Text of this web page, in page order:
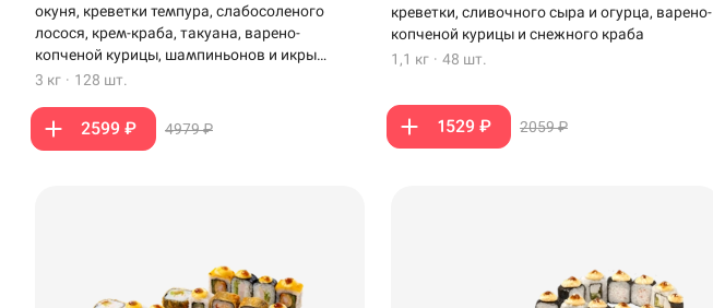
окуня, креветки темпура, слабосоленого
лосося, крем-краба, такуана, варено-
копченой курицы, шампиньонов и икры
масаго
3 кг · 128 шт.
2599 ₽ 4979 ₽
креветки, сливочного сыра и огурца, варено-
копченой курицы и снежного краба
1,1 кг · 48 шт.
1529 ₽ 2059 ₽